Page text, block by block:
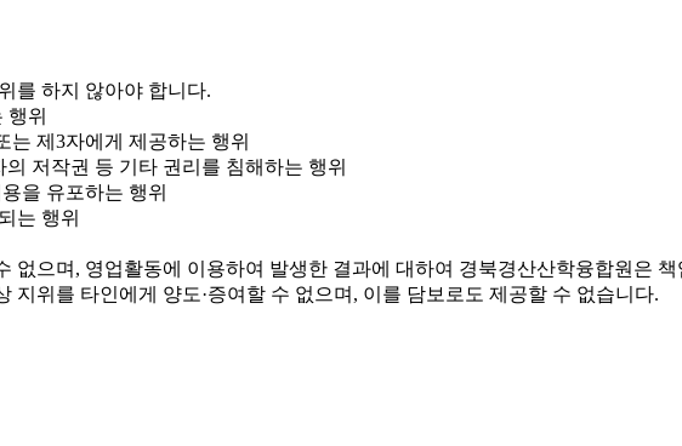
를 하지 않아야 합니다.
위
제3자에게 제공하는 행위
저작권 등 기타 권리를 침해하는 행위
을 유포하는 행위
는 행위
없으며, 영업활동에 이용하여 발생한 결과에 대하여 경북경산산학융합원은
지위를 타인에게 양도·증여할 수 없으며, 이를 담보로도 제공할 수 없습니다.